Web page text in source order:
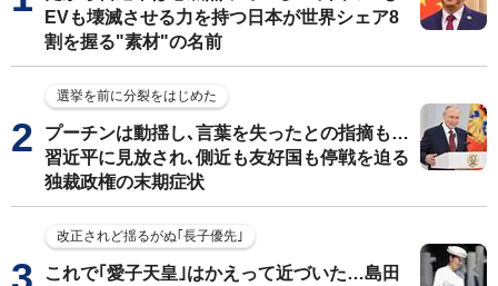
EVも壊滅させる力を持つ日本が世界シェア8
割を握る"素材"の名前
選挙を前に分裂をはじめた
プーチンは動揺し､言葉を失ったとの指摘も…
習近平に見放され､側近も友好国も停戦を迫る
独裁政権の末期症状
改正されど揺るがぬ｢長子優先｣
これで｢愛子天皇｣はかえって近づいた…島田